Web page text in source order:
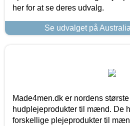
her for at se deres udvalg.
Se udvalget på
Made4men.dk er nordens
hudplejeprodukter til mænd. De
forskellige plejeprodukter til